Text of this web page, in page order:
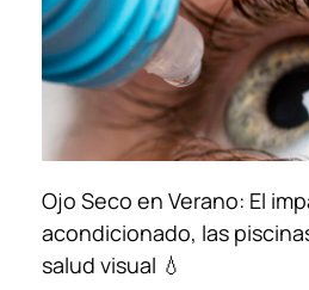
Ojo Seco en Verano: El
acondicionado, las
salud visual 💧